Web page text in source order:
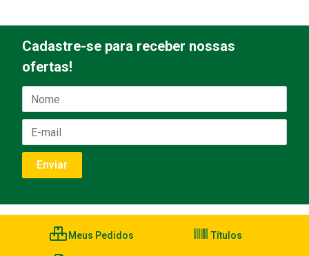
Cadastre-se para receber nossas
ofertas!
Meus Pedidos Títulos